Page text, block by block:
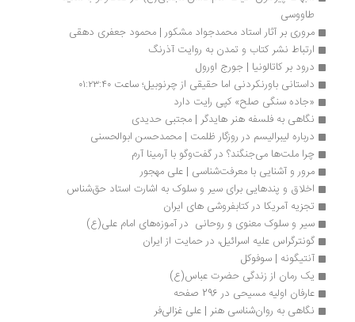
طاووسی
مروری بر آثار استاد محمدجواد مشکور | محمود جعفری دهقی
ارتباط نشر کتاب و تمدن به روایت آذرنگ
درود بر کاتالونیا | جورج اورول
داستانی باورنکردنی اما حقیقی از چرنوبیل؛ ساعت ۰۱:۲۳:۴۰
«جاده سنگی صلح» کپی رایت دارد
نگاهی به فلسفه هنر هایدگر | مجتبی حدیدی
درباره لیبرالیسم در روزگار ظلمت | محمدحسن ابوالحسنی
چرا ملت‌ها می‌جنگند؟ در گفت‌وگو با آرمینا آرم
مرور و آشنایی با معرفت‌شناسی | علی مهجور
اخلاق و پندهایی برای سیر و سلوک به اشارت استاد حق‌شناس
تجزیه آمریکا در کتابفروشی های ایران
سیر و سلوک معنوی و روحانی  در آموزه‌های امام علی(ع)
گونترگراس علیه اسرائیل، در حمایت از ایران
آنتیگونه | سوفوکل
یک رمان از زندگی حضرت عباس(ع)
عارفان اولیه مسیحی در 296 صفحه
نگاهی به روان‌شناسی هنر | علی غزالی‌فر